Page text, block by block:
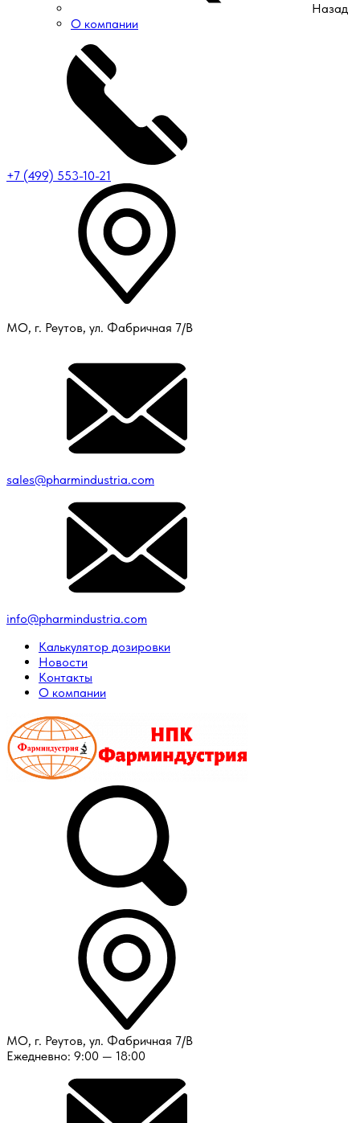
Назад
О компании
+7 (499) 553-10-21
МО, г. Реутов, ул. Фабричная 7/В
sales@pharmindustria.com
info@pharmindustria.com
Калькулятор дозировки
Новости
Контакты
О компании
МО, г. Реутов, ул. Фабричная 7/В
Ежедневно: 9:00 — 18:00